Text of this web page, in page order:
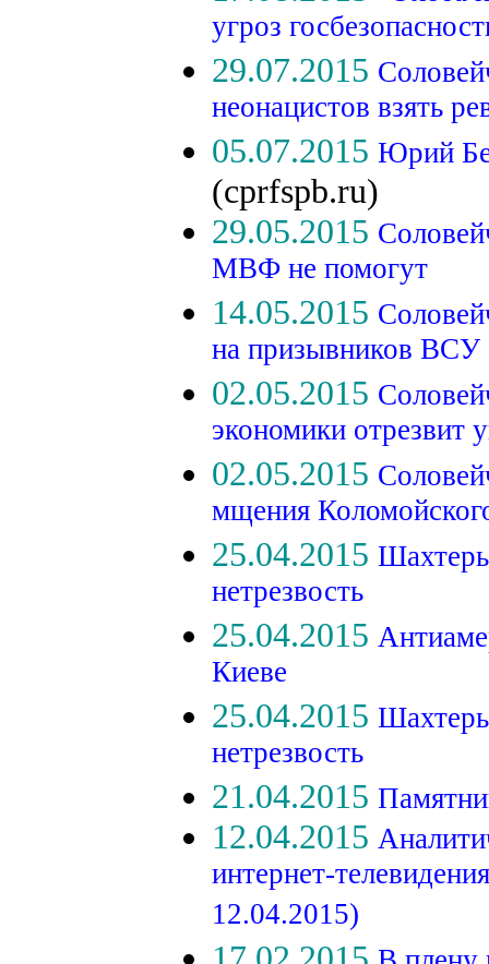
угроз
29.07.2015
неонацистов взять
05.07.2015 Юрий
(cprfspb.ru)
29.05.2015
МВФ не помогут
14.05.2015
на призывников ВСУ
02.05.2015
экономики отрезвит
02.05.2015
мщения
25.04.2015
нетрезвость
25.04.2015
Киеве
25.04.2015
нетрезвость
21.04.2015
12.04.2015
интернет-
12.04.2015)